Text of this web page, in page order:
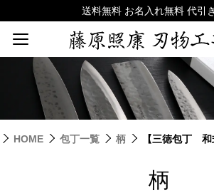
HOME 包丁一覧 柄 【三徳包丁
柄